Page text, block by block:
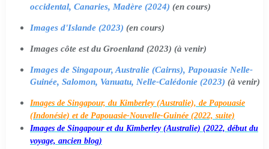
occidental, Canaries, Madère (2024) (en cours)
Images d'Islande (2023) (en cours)
Images côte est du Groenland (2023) (à venir)
Images de Singapour, Australie (Cairns), Papouasie Nelle-
Guinée, Salomon, Vanuatu, Nelle-Calédonie (2023) (à venir)
Images de Singapour, du Kimberley (Australie), de Papouasie
(Indonésie) et de Papouasie-Nouvelle-Guinée (2022, suite)
Images de Singapour et du Kimberley (Australie) (2022, début du
voyage, ancien blog)